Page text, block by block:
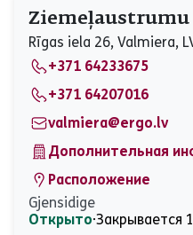
Вторник
09:00 -
Среда
09:00 -
Четверг
09:00 -
Пятница
09:00 -
Суббота
Закрыто
Воскресенье
Rīgas iela 26, Valmiera,
+371 64233675
+371 64207016
valmiera@ergo.lv
Дополнительная
Расположение
Gjensidige
Открыто⋅Закрывается